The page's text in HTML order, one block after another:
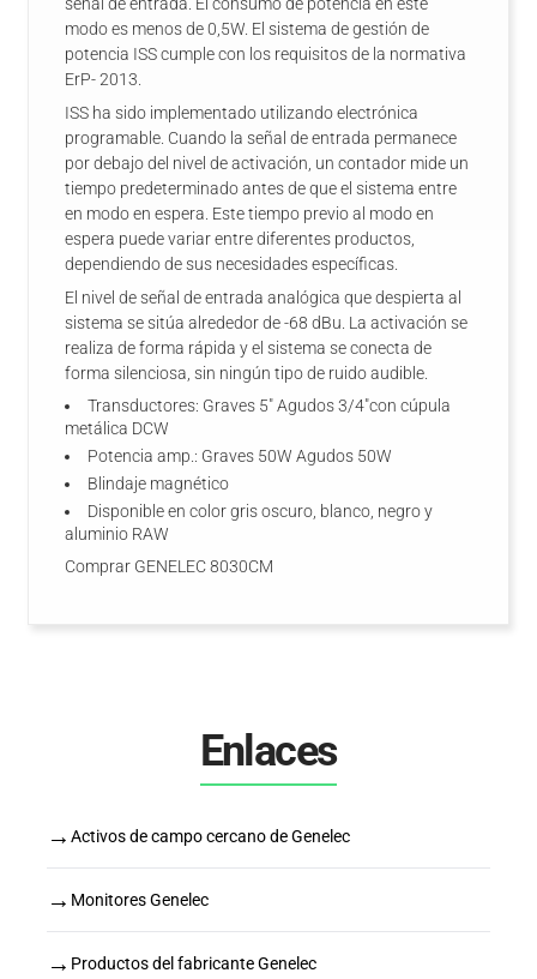
modo es menos de 0,5W. El sistema de gestión de
potencia ISS cumple con los requisitos de la normativa
ErP- 2013.
ISS ha sido implementado utilizando electrónica
programable. Cuando la señal de entrada permanece
por debajo del nivel de activación, un contador mide un
tiempo predeterminado antes de que el sistema entre
en modo en espera. Este tiempo previo al modo en
espera puede variar entre diferentes productos,
dependiendo de sus necesidades específicas.
El nivel de señal de entrada analógica que despierta al
sistema se sitúa alrededor de -68 dBu. La activación se
realiza de forma rápida y el sistema se conecta de
forma silenciosa, sin ningún tipo de ruido audible.
Transductores: Graves 5" Agudos 3/4"con cúpula
metálica DCW
Potencia amp.: Graves 50W Agudos 50W
Blindaje magnético
Disponible en color gris oscuro, blanco, negro y
aluminio RAW
Comprar GENELEC 8030CM
Enlaces
→ Activos de campo cercano de Genelec
→ Monitores Genelec
→ Productos del fabricante Genelec